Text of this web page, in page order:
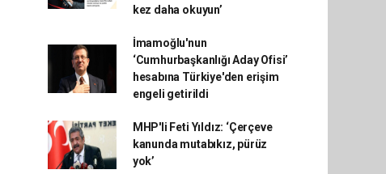
kez daha okuyun’
İmamoğlu'nun
‘Cumhurbaşkanlığı Aday Ofisi’
hesabına Türkiye'den erişim
engeli getirildi
MHP'li Feti Yıldız: ‘Çerçeve
kanunda mutabıkız, pürüz
yok’